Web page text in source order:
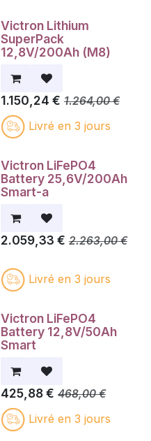
Victron Lithium
SuperPack
12,8V/200Ah (M8)
1.150,24 € 1.264,00€
Livré en 3 jours
Victron LiFePO4
Battery 25,6V/200Ah
Smart-a
2.059,33 € 2.263,00€
Livré en 3 jours
Victron LiFePO4
Battery 12,8V/50Ah
Smart
425,88€ 468,00€
Livré en 3 jours